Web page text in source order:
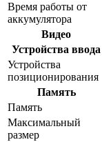
Время работы от
аккумулятора
Видео
Устройства ввода
Устройства
позиционирования
Память
Память
Максимальный
размер